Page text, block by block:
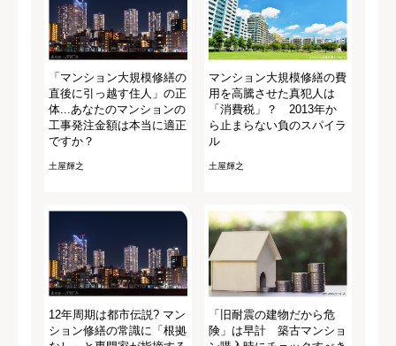
「マンション大規模修繕の
直後に引っ越す住人」の正
体...あなたのマンションの
工事発注金額は本当に適正
ですか？
土屋輝之
マンション大規模修繕の費
用を高騰させた真犯人は
「消費税」？ 2013年か
ら止まらない負のスパイラ
ル
土屋輝之
12年周期は都市伝説? マン
ション修繕の常識に「根拠
「旧耐震の建物だから危
険」は早計 築古マンショ